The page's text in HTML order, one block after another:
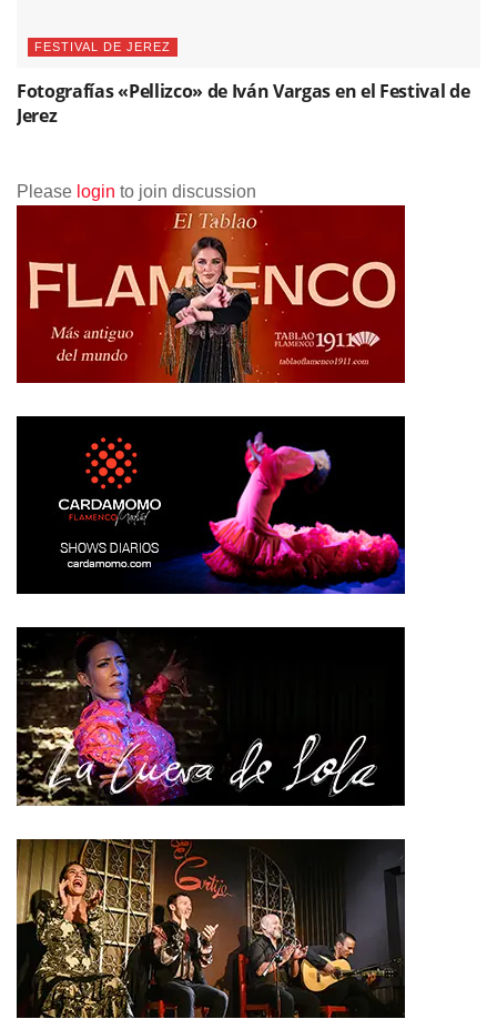
FESTIVAL DE JEREZ
Fotografías «Pellizco» de Iván Vargas en el Festival de
Jerez
Please login to join discussion